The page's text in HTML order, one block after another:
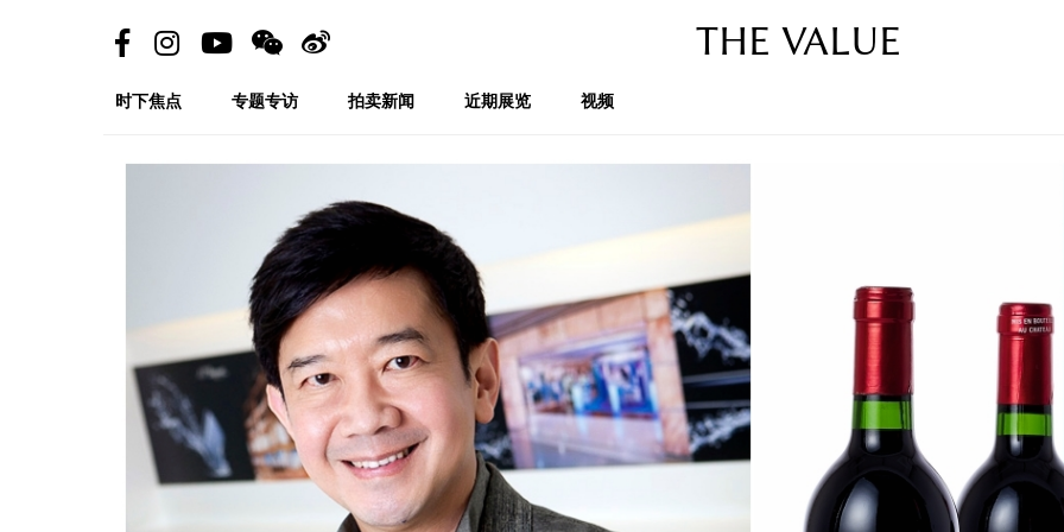
THE VALUE
时下焦点 专题专访 拍卖新闻 近期展览 视频